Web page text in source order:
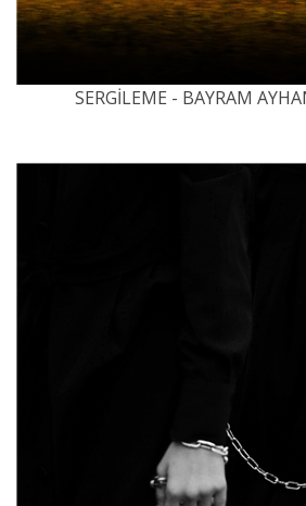
SERGİLEME - BAYRAM